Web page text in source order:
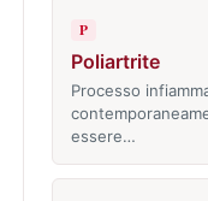
P
Poliartrite
Processo
essere…